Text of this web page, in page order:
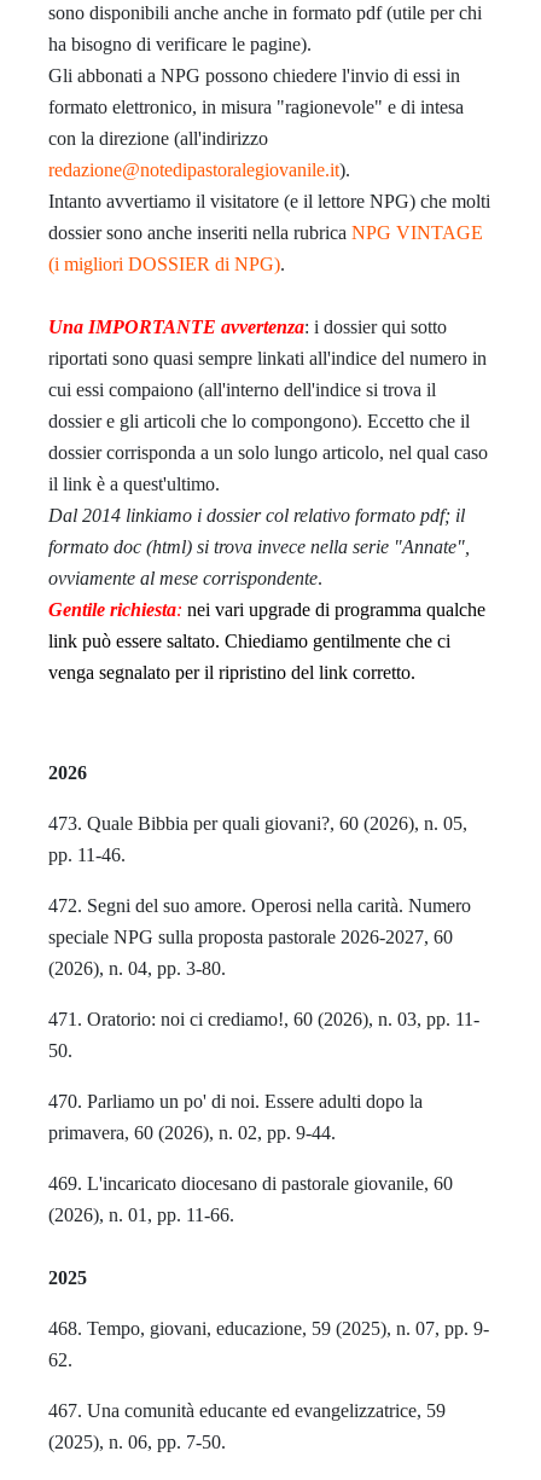
sono disponibili anche anche in formato pdf (utile per chi
ha bisogno di verificare le pagine).
Gli abbonati a NPG possono chiedere l'invio di essi in
formato elettronico, in misura "ragionevole" e di intesa
con la direzione (all'indirizzo
redazione@notedipastoralegiovanile.it).
Intanto avvertiamo il visitatore (e il lettore NPG) che molti
dossier sono anche inseriti nella rubrica NPG VINTAGE
(i migliori DOSSIER di NPG).
Una IMPORTANTE avvertenza: i dossier qui sotto
riportati sono quasi sempre linkati all'indice del numero in
cui essi compaiono (all'interno dell'indice si trova il
dossier e gli articoli che lo compongono). Eccetto che il
dossier corrisponda a un solo lungo articolo, nel qual caso
il link è a quest'ultimo.
Dal 2014 linkiamo i dossier col relativo formato pdf; il
formato doc (html) si trova invece nella serie "Annate",
ovviamente al mese corrispondente.
Gentile richiesta: nei vari upgrade di programma qualche
link può essere saltato. Chiediamo gentilmente che ci
venga segnalato per il ripristino del link corretto.
2026
473. Quale Bibbia per quali giovani?, 60 (2026), n. 05,
pp. 11-46.
472. Segni del suo amore. Operosi nella carità. Numero
speciale NPG sulla proposta pastorale 2026-2027, 60
(2026), n. 04, pp. 3-80.
471. Oratorio: noi ci crediamo!, 60 (2026), n. 03, pp. 11-
50.
470. Parliamo un po' di noi. Essere adulti dopo la
primavera, 60 (2026), n. 02, pp. 9-44.
469. L'incaricato diocesano di pastorale giovanile, 60
(2026), n. 01, pp. 11-66.
2025
468. Tempo, giovani, educazione, 59 (2025), n. 07, pp. 9-
62.
467. Una comunità educante ed evangelizzatrice, 59
(2025), n. 06, pp. 7-50.